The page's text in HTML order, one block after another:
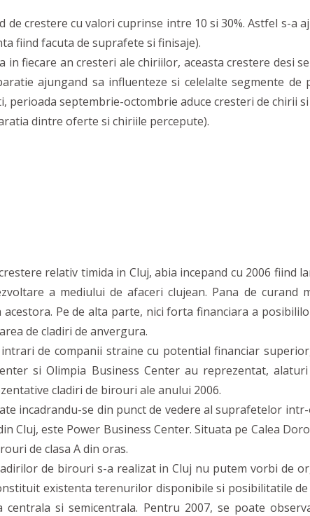
crestere cu valori cuprinse intre 10 si 30%. Astfel s-a
fiind facuta de suprafete si finisaje).
fiecare an cresteri ale chiriilor, aceasta crestere desi
ajungand sa influenteze si celelalte segmente de
perioada septembrie-octombrie aduce cresteri de chirii
dintre oferte si chiriile percepute).
relativ timida in Cluj, abia incepand cu 2006 fiind
a mediului de afaceri clujean. Pana de curand
Pe de alta parte, nici forta financiara a
de cladiri de anvergura.
de companii straine cu potential financiar
si Olimpia Business Center au reprezentat,
cladiri de birouri ale anului 2006.
incadrandu-se din punct de vedere al suprafetelor
Cluj, este Power Business Center. Situata pe Calea
de clasa A din oras.
de birouri s-a realizat in Cluj nu putem vorbi de
existenta terenurilor disponibile si posibilitatile
si semicentrala. Pentru 2007, se poate